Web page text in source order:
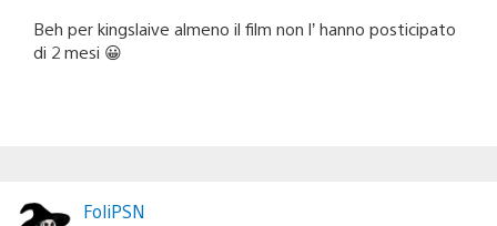
Beh per kingslaive almeno il film non l’ hanno posticipato
di 2 mesi 😀
FoliPSN